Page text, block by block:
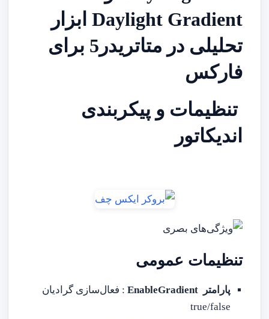
Daylight Gradient ابزار
تحلیلی در متاتریدر5 برای
فارکس
تنظیمات و پیکربندی
اندیکاتور
تنظیمات عمومی
پارامتر EnableGradient
: فعال‌سازی گرادیان
true/false